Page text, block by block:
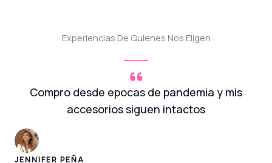
Experiencias De Quienes Nos Eligen
Compro desde epocas de pandemia y mis
accesorios siguen intactos
JENNIFER PEÑA